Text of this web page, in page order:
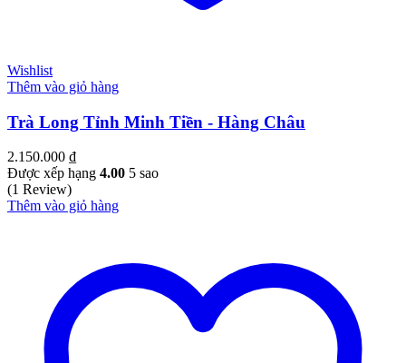
Wishlist
Thêm vào giỏ hàng
Trà Long Tỉnh Minh Tiền - Hàng Châu
2.150.000 ₫
Được xếp hạng 4.00 5 sao
(1 Review)
Thêm vào giỏ hàng